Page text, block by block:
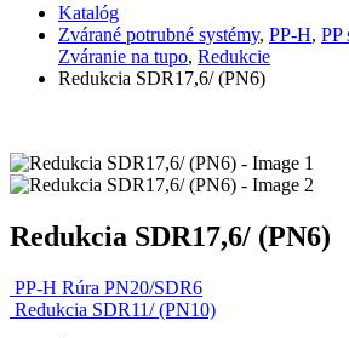
Katalóg
Zvárané potrubné systémy, PP-H, PP
Zváranie na tupo, Redukcie
Redukcia SDR17,6/ (PN6)
Redukcia SDR17,6/ (PN6)
PP-H Rúra PN20/SDR6
Redukcia SDR11/ (PN10)